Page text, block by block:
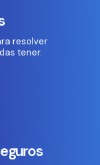
resolver
tener.